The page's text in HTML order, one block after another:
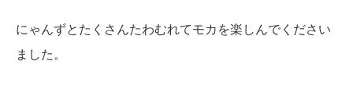
にゃんずとたくさんたわむれてモカを楽しんでください
ました。